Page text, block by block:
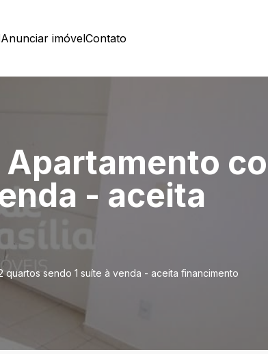
Anunciar imóvelContato
- aceita
sendo 1 suíte à venda - aceita financimento